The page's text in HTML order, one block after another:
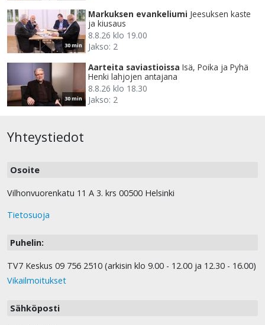
30 min
Markuksen evankeliumi Jeesuksen kaste
ja kiusaus
8.8.26 klo 19.00
Jakso: 2
30 min
Aarteita saviastioissa Isä, Poika ja Pyhä
Henki lahjojen antajana
8.8.26 klo 18.30
Jakso: 2
Yhteystiedot
Osoite
Vilhonvuorenkatu 11 A 3. krs 00500 Helsinki
Tietosuoja
Puhelin:
TV7 Keskus 09 756 2510 (arkisin klo 9.00 - 12.00 ja 12.30 - 16.00)
Vikailmoitukset
Sähköposti